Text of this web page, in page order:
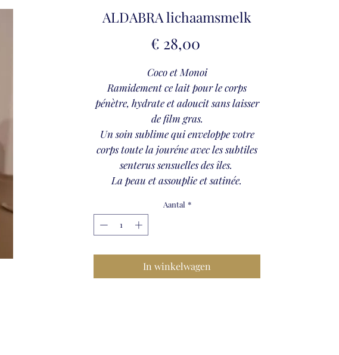
ALDABRA lichaamsmelk
€ 28,00
Coco et Monoi
Ramidement ce lait pour le corps
pénètre, hydrate et adoucit sans laisser
de film gras.
Un soin sublime qui enveloppe votre
corps toute la jouréne avec les subtiles
senterus sensuelles des îles.
La peau et assouplie et satinée.
Aantal *
In winkelwagen